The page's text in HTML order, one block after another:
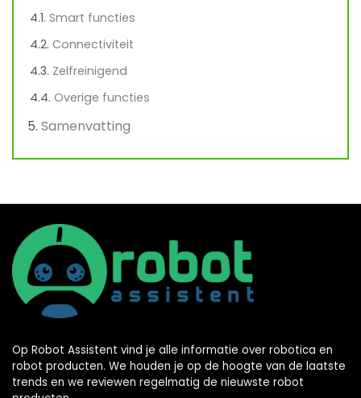
Smart functies
Connectiviteit
Zelfreinigend
Overige functies
Samenvatting
Op Robot Assistent vind je alle informatie over robotica en
robot producten. We houden je op de hoogte van de laatste
trends en we reviewen regelmatig de nieuwste robot